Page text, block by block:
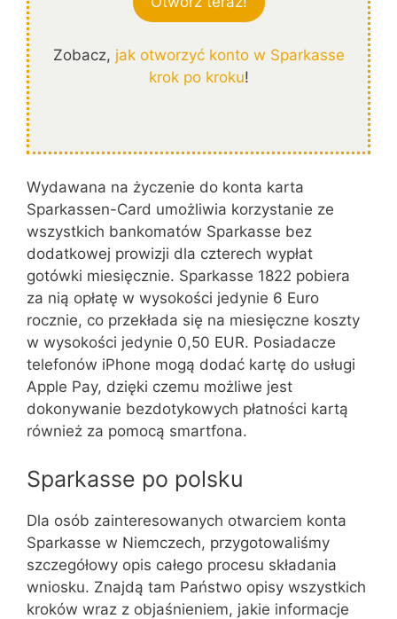
Zobacz, jak otworzyć konto w Sparkasse
krok po kroku!
Wydawana na życzenie do konta karta
Sparkassen-Card umożliwia korzystanie ze
wszystkich bankomatów Sparkasse bez
dodatkowej prowizji dla czterech wypłat
gotówki miesięcznie. Sparkasse 1822 pobiera
za nią opłatę w wysokości jedynie 6 Euro
rocznie, co przekłada się na miesięczne koszty
w wysokości jedynie 0,50 EUR. Posiadacze
telefonów iPhone mogą dodać kartę do usługi
Apple Pay, dzięki czemu możliwe jest
dokonywanie bezdotykowych płatności kartą
również za pomocą smartfona.
Sparkasse po polsku
Dla osób zainteresowanych otwarciem konta
Sparkasse w Niemczech, przygotowaliśmy
szczegółowy opis całego procesu składania
wniosku. Znajdą tam Państwo opisy wszystkich
kroków wraz z objaśnieniem, jakie informacje